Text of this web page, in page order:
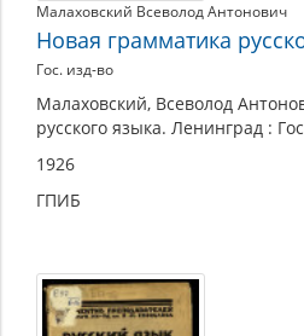
Малаховский Всеволод Антонович
Новая грамматика
Гос. изд-во
Малаховский, Всеволод
русского языка. Ленинград :
1926
ГПИБ